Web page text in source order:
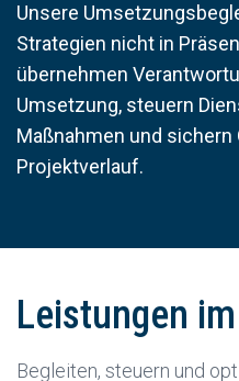
Unsere
Strategien nicht in
übernehmen
Umsetzung, steuern
Maßnahmen und
Projektverlauf.
Leistungen
Begleiten, steuern und